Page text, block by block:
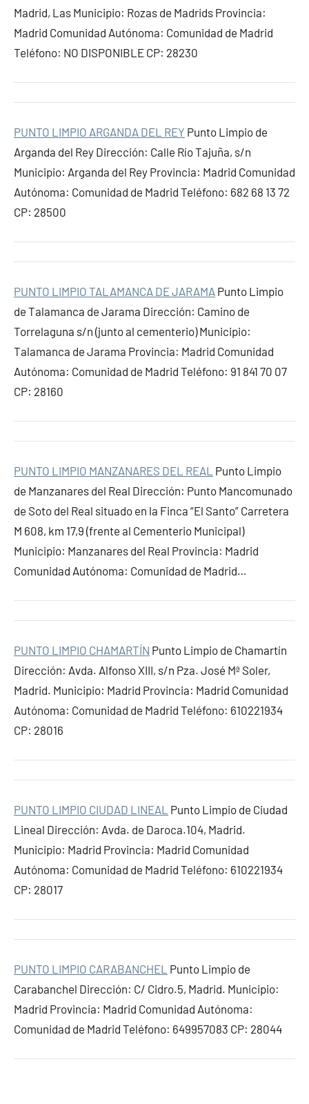
Madrid, Las Municipio: Rozas de Madrids Provincia:
Madrid Comunidad Autónoma: Comunidad de Madrid
Teléfono: NO DISPONIBLE CP: 28230
PUNTO LIMPIO ARGANDA DEL REY Punto Limpio de
Arganda del Rey Dirección: Calle Río Tajuña, s/n
Municipio: Arganda del Rey Provincia: Madrid Comunidad
Autónoma: Comunidad de Madrid Teléfono: 682 68 13 72
CP: 28500
PUNTO LIMPIO TALAMANCA DE JARAMA Punto Limpio
de Talamanca de Jarama Dirección: Camino de
Torrelaguna s/n (junto al cementerio) Municipio:
Talamanca de Jarama Provincia: Madrid Comunidad
Autónoma: Comunidad de Madrid Teléfono: 91 841 70 07
CP: 28160
PUNTO LIMPIO MANZANARES DEL REAL Punto Limpio
de Manzanares del Real Dirección: Punto Mancomunado
de Soto del Real situado en la Finca “El Santo” Carretera
M 608, km 17,9 (frente al Cementerio Municipal)
Municipio: Manzanares del Real Provincia: Madrid
Comunidad Autónoma: Comunidad de Madrid…
PUNTO LIMPIO CHAMARTÍN Punto Limpio de Chamartín
Dirección: Avda. Alfonso XIII, s/n Pza. José Mª Soler,
Madrid. Municipio: Madrid Provincia: Madrid Comunidad
Autónoma: Comunidad de Madrid Teléfono: 610221934
CP: 28016
PUNTO LIMPIO CIUDAD LINEAL Punto Limpio de Ciudad
Lineal Dirección: Avda. de Daroca.104, Madrid.
Municipio: Madrid Provincia: Madrid Comunidad
Autónoma: Comunidad de Madrid Teléfono: 610221934
CP: 28017
PUNTO LIMPIO CARABANCHEL Punto Limpio de
Carabanchel Dirección: C/ Cidro.5, Madrid. Municipio:
Madrid Provincia: Madrid Comunidad Autónoma:
Comunidad de Madrid Teléfono: 649957083 CP: 28044